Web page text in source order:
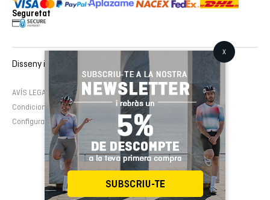
Seguretat
AVÍS LEGAL Política de cookies
Política de privacitat
Condicions de contractació
Configura cookies
Disseny i desenvolupament web : EMFASI